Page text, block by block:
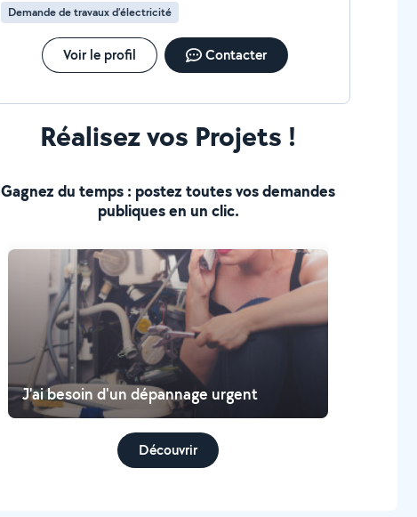
Demande de travaux d’électricité
Voir le profil Contacter
Réalisez vos Projets !
Gagnez du temps : postez toutes vos demandes
publiques en un clic.
J'ai besoin d'un dépannage urgent
Découvrir